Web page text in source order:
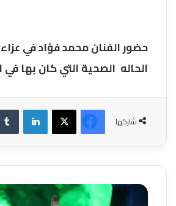
حضور الفنان محمد فؤاد في
الحاله الصحية التي كان بها
شاركها
فيسبوك‫X لينكدإن
عمرو